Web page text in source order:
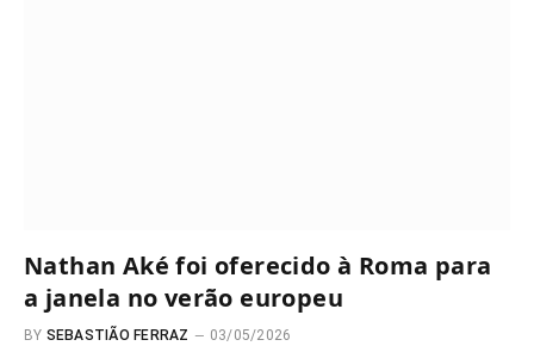
Nathan Aké foi oferecido à Roma para
a janela no verão europeu
BY SEBASTIÃO FERRAZ 03/05/2026